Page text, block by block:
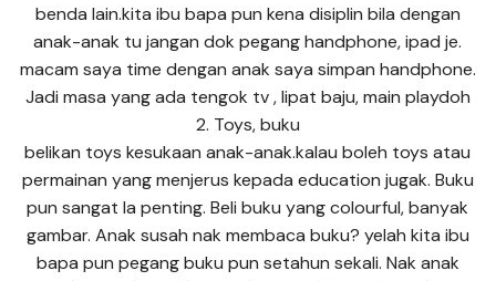
benda lain.kita ibu bapa pun kena disiplin bila dengan
anak-anak tu jangan dok pegang handphone, ipad je.
macam saya time dengan anak saya simpan handphone.
Jadi masa yang ada tengok tv , lipat baju, main playdoh
2. Toys, buku
belikan toys kesukaan anak-anak.kalau boleh toys atau
permainan yang menjerus kepada education jugak. Buku
pun sangat la penting. Beli buku yang colourful, banyak
gambar. Anak susah nak membaca buku? yelah kita ibu
bapa pun pegang buku pun setahun sekali. Nak anak